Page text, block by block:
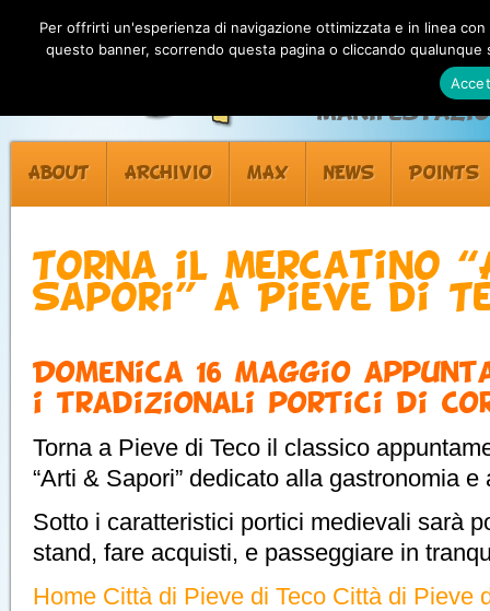
ABOUT ARCHIVIO MAX NEWS POINTS
Torna il mercatino
Sapori” a Pieve di
Domenica 16 Maggio
i tradizionali portici di
Torna a Pieve di Teco il classico
“Arti & Sapori” dedicato alla gastronomia e
Sotto i caratteristici portici medievali sarà
stand, fare acquisti, e passeggiare in
Home Città di Pieve di Teco Città di Pieve
Per offrirti un'esperienza di navigazione ottimizzata e in linea
questo banner, scorrendo questa pagina o cliccando